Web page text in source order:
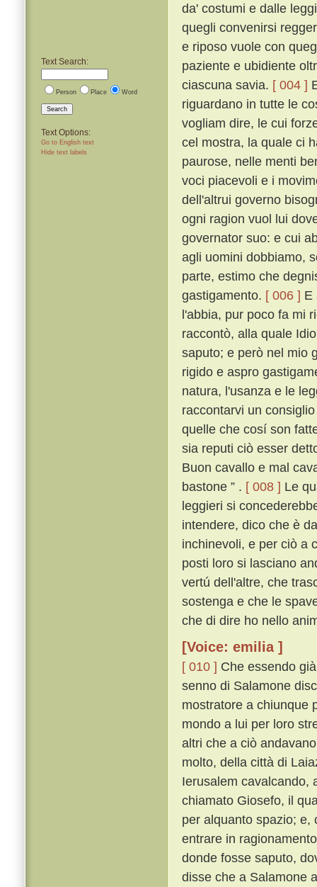
Text Search:
Person Place Word
Search
Text Options:
Go to English text
Hide text labels
da' costumi e dalle
quegli convenirsi
e riposo vuole con
paziente e ubidiente
ciascuna savia. [ 004 ]
riguardano in tutte le
vogliam dire, le cui
cel mostra, la quale ci
paurose, nelle menti
voci piacevoli e i
dell'altrui governo
ogni ragion vuol lui
governator suo: e cui
agli uomini dobbiamo,
parte, estimo che
gastigamento. [ 006 ] E
l'abbia, pur poco fa mi
raccontò, alla quale
saputo; e però nel mio
rigido e aspro
natura, l'usanza e le
raccontarvi un
quelle che cosí son
sia reputi ciò esser
Buon cavallo e mal
bastone ” . [ 008 ] Le
leggieri si
intendere, dico che è
inchinevoli, e per ciò a
posti loro si lasciano
vertú dell'altre, che
sostenga e che le
che di dire ho nello
[Voice: emilia ]
[ 010 ] Che essendo
senno di Salamone
mostratore a chiunque
mondo a lui per loro
altri che a ciò
molto, della città di
Ierusalem cavalcando,
chiamato Giosefo, il
per alquanto spazio; e,
entrare in
donde fosse saputo,
disse che a Salamone